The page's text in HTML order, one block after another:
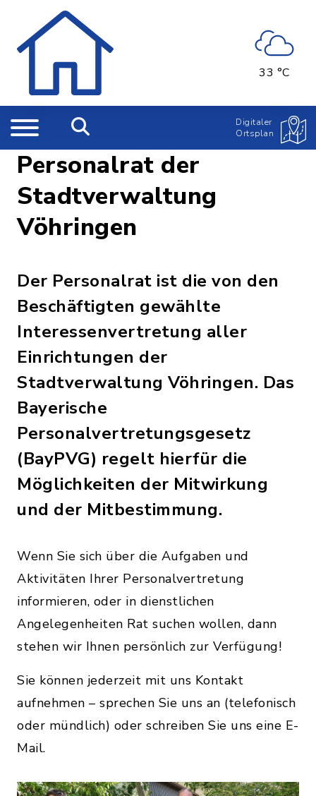
33 °C
Digitaler
Ortsplan
Personalrat der
Stadtverwaltung
Vöhringen
Der Personalrat ist die von den
Beschäftigten gewählte
Interessenvertretung aller
Einrichtungen der
Stadtverwaltung Vöhringen. Das
Bayerische
Personalvertretungsgesetz
(BayPVG) regelt hierfür die
Möglichkeiten der Mitwirkung
und der Mitbestimmung.
Wenn Sie sich über die Aufgaben und
Aktivitäten Ihrer Personalvertretung
informieren, oder in dienstlichen
Angelegenheiten Rat suchen wollen, dann
stehen wir Ihnen persönlich zur Verfügung!
Sie können jederzeit mit uns Kontakt
aufnehmen – sprechen Sie uns an (telefonisch
oder mündlich) oder schreiben Sie uns eine E-
Mail.